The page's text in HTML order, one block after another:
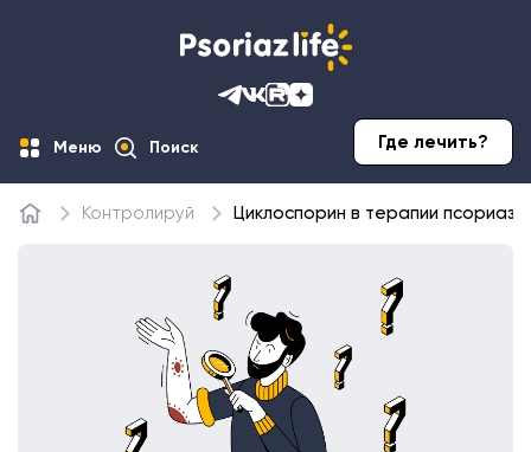
Меню Поиск Где лечить?
Главная Контролируй Циклоспорин в терапии псориаза